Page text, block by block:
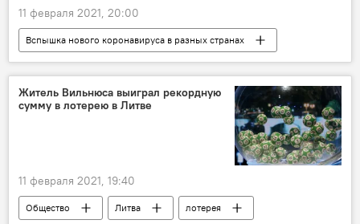
11 февраля 2021, 20:00
Вспышка нового коронавируса в разных странах
Общество
Литва
смертность
коронавирус
Министерство здравоохранения
Житель Вильнюса выиграл рекордную
сумму в лотерею в Литве
11 февраля 2021, 19:40
Общество Литва лотерея